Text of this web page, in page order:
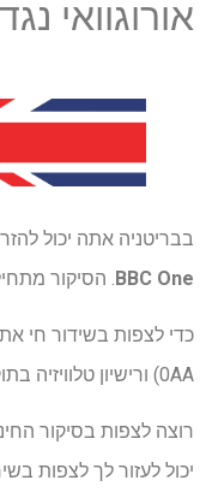
אורוגוואי
בבריטניה אתה יכול
BBC One . הסיקור
0AA) ורישיון טלוויזיה בתוקף.
רוצה לצפות בסיקור
יכול לעזור לך לצפות